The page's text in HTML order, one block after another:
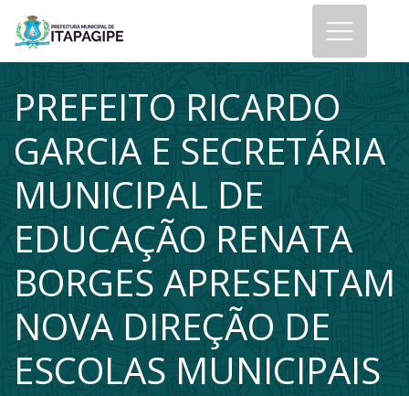
PREFEITO RICARDO
GARCIA E SECRETÁRIA
MUNICIPAL DE
EDUCAÇÃO RENATA
BORGES APRESENTAM
NOVA DIREÇÃO DE
ESCOLAS MUNICIPAIS